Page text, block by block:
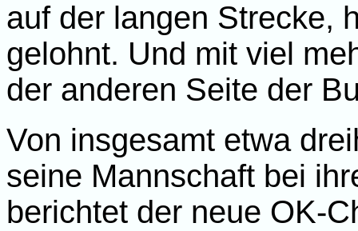
auf der langen Strecke,
gelohnt. Und mit viel
der anderen Seite der
Von insgesamt etwa
seine Mannschaft bei
berichtet der neue OK-